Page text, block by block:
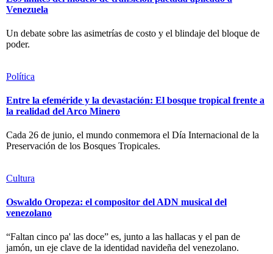
Venezuela
Un debate sobre las asimetrías de costo y el blindaje del bloque de
poder.
Política
Entre la efeméride y la devastación: El bosque tropical frente a
la realidad del Arco Minero
Cada 26 de junio, el mundo conmemora el Día Internacional de la
Preservación de los Bosques Tropicales.
Cultura
Oswaldo Oropeza: el compositor del ADN musical del
venezolano
“Faltan cinco pa' las doce” es, junto a las hallacas y el pan de
jamón, un eje clave de la identidad navideña del venezolano.